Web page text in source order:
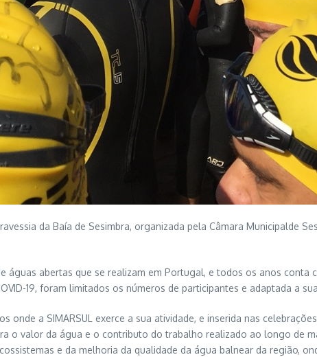
da Baía de Sesimbra, organizada pela Câmara Municipalde
águas abertas que se realizam em Portugal, e todos os anos conta
19, foram limitados os números de participantes e adaptada a
a SIMARSUL exerce a sua atividade, e inserida nas
o valor da água e o contributo do trabalho realizado ao longo de
e da melhoria da qualidade da água balnear da região,